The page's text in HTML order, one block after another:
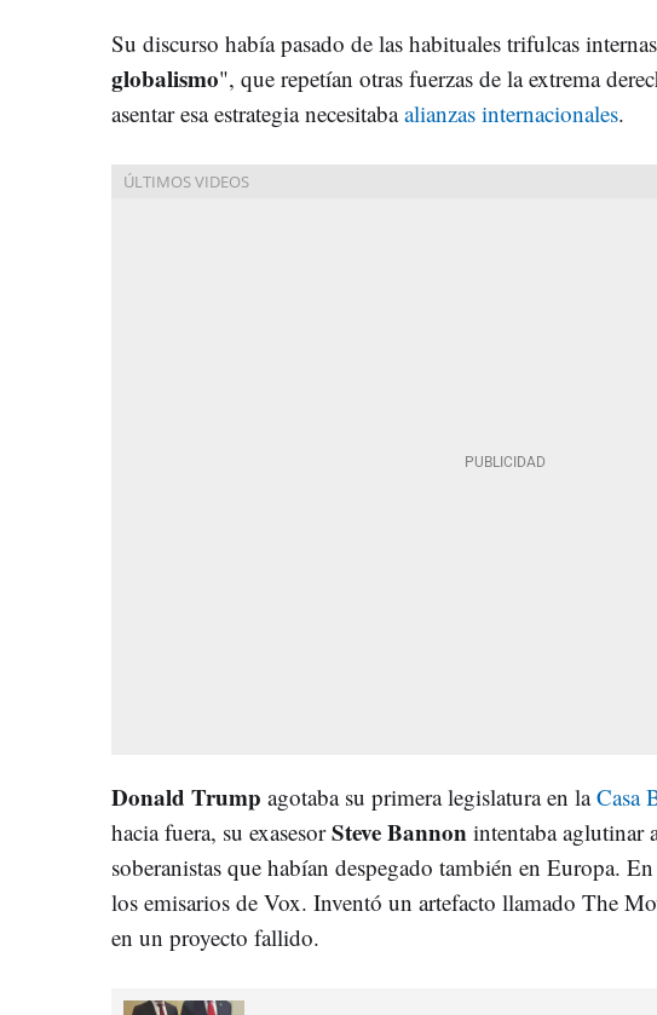
Su discurso había pasado de las habituales trifulcas
globalismo", que repetían otras fuerzas de la extrema
asentar esa estrategia necesitabaalianzas internacionales.
Donald Trump agotaba su primera legislatura en laCasa
hacia fuera, su exasesorSteve Bannon intentaba aglutinar
soberanistas que habían despegado también en Europa.
los emisarios de Vox. Inventó un artefacto llamado The
en un proyecto fallido.